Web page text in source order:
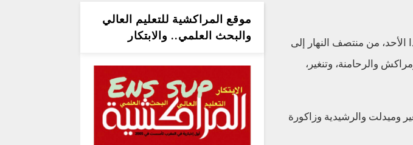
إلى 50 ملم) مرتقبة أيضا، غدا الأحد، من منتصف النهار إلى
والرحامنة، وتنغير،
الإثنين، كلا من تنغير وميدلت والرشيدية وزاكورة
موقع المراكشية للتعليم العالي
والبحث العلمي.. والابتكار